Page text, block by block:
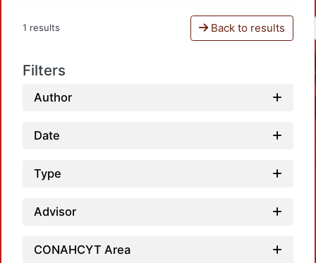
1 results Back to results
Filters
Author
Date
Type
Advisor
CONAHCYT Area